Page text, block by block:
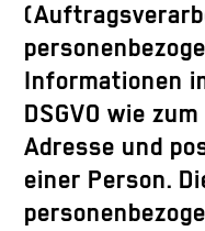
Informationen
DSGVO wie
Adresse und
einer Person.